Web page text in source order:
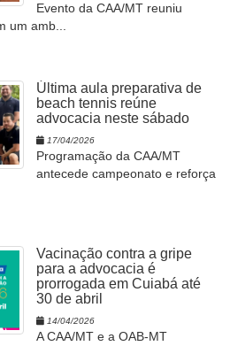
Evento da CAA/MT reuniu
um amb...
Última aula preparativa de
beach tennis reúne
advocacia neste sábado
17/04/2026
Programação da CAA/MT
antecede campeonato e reforça
Vacinação contra a gripe
para a advocacia é
prorrogada em Cuiabá até
30 de abril
14/04/2026
A CAA/MT e a OAB-MT